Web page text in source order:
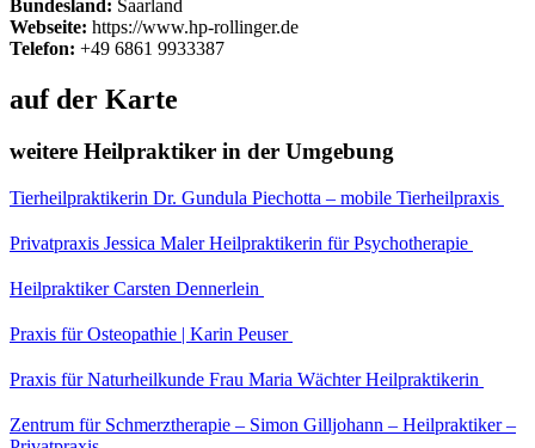
Bundesland: Saarland
Webseite: https://www.hp-rollinger.de
Telefon: +49 6861 9933387
auf der Karte
weitere Heilpraktiker in der Umgebung
Tierheilpraktikerin Dr. Gundula Piechotta – mobile Tierheilpraxis
Privatpraxis Jessica Maler Heilpraktikerin für Psychotherapie
Heilpraktiker Carsten Dennerlein
Praxis für Osteopathie | Karin Peuser
Praxis für Naturheilkunde Frau Maria Wächter Heilpraktikerin
Zentrum für Schmerztherapie – Simon Gilljohann – Heilpraktiker –